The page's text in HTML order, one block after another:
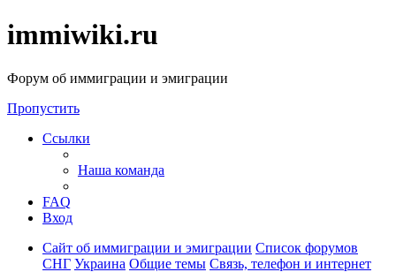
immiwiki.ru
Форум об иммиграции и эмиграции
Пропустить
Ссылки
Наша команда
FAQ
Вход
Сайт об иммиграции и эмиграции Список форумов
СНГ Украина Общие темы Связь, телефон и интернет